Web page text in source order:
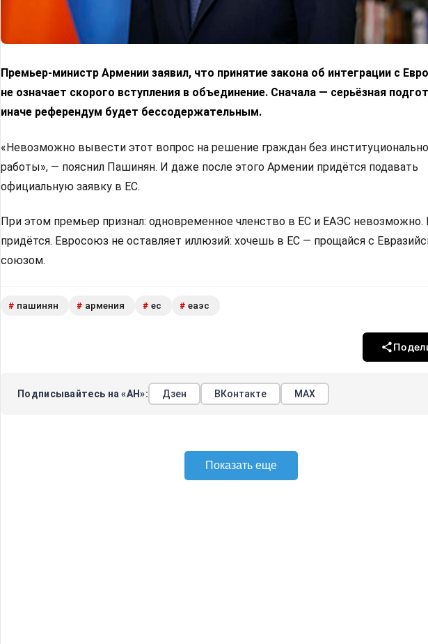
Премьер-министр Армении заявил, что принятие закона об интеграции с
не означает скорого вступления в объединение. Сначала — серьёзная
иначе референдум будет бессодержательным.
«Невозможно вывести этот вопрос на решение граждан без
работы», — пояснил Пашинян. И даже после этого Армении придётся подавать
официальную заявку в ЕС.
При этом премьер признал: одновременное членство в ЕС и ЕАЭС невозможно.
придётся. Евросоюз не оставляет иллюзий: хочешь в ЕС — прощайся с
союзом.
# пашинян # армения # ес # еаэс
Подписывайтесь на «АН»: Дзен ВКонтакте МАХ
Показать еще